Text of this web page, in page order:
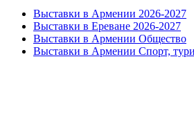
Выставки в Армении 2026-2027
Выставки в Ереване 2026-2027
Выставки в Армении Общество
Выставки в Армении Спорт,